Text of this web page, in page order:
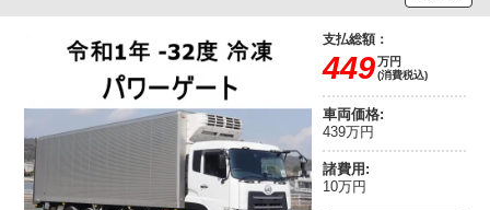
支払総額：
449万円
(消費税込)
車両価格:
439万円
諸費用:
10万円